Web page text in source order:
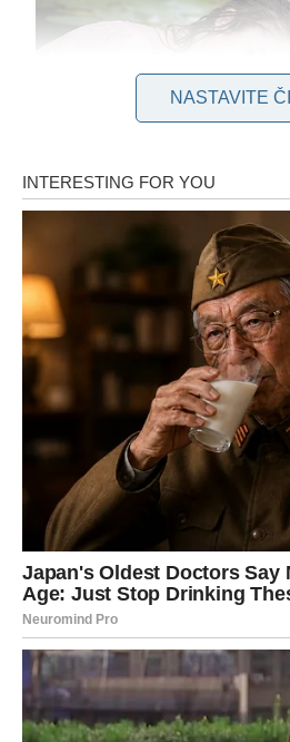
1. Rastezanje
vrijeme
Veliki broj modernih farmerki danas
elastina ili spandeksa. Ova vlakna
pantalone bile udobnije i fleksibilnije
Zahvaljujući njima, farmerke se
omogućavaju veću slobodu pokreta.
Međutim, s vremenom elastična
NASTAVITE